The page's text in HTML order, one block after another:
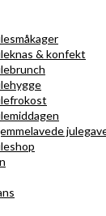
& konfekt